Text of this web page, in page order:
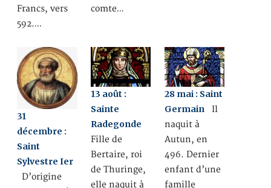
Francs, vers
592.…
comte…
31
décembre :
Saint
Sylvestre Ier
D’origine
13 août :
Sainte
Radegonde
Fille de
Bertaire, roi
de Thuringe,
elle naquit à
28 mai : Saint
Germain Il
naquit à
Autun, en
496. Dernier
enfant d’une
famille